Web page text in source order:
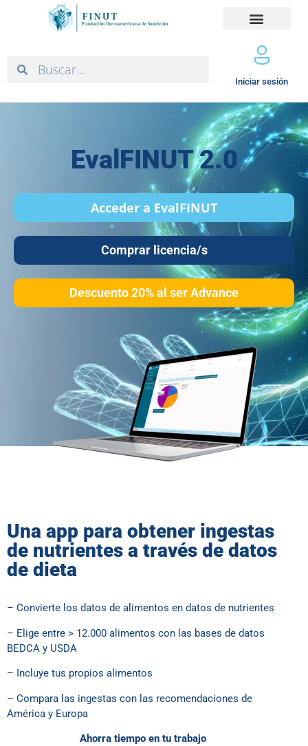
Iniciar sesión
EvalFINUT 2.0
Acceder a EvalFINUT
Comprar licencia/s
Descuento 20% al ser Advance
Una app para obtener ingestas
de nutrientes a través de datos
de dieta
– Convierte los datos de alimentos en datos de nutrientes
– Elige entre > 12.000 alimentos con las bases de datos
BEDCA y USDA
– Incluye tus propios alimentos
– Compara las ingestas con las recomendaciones de
América y Europa
Ahorra tiempo en tu trabajo